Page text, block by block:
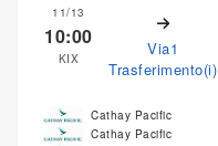
11/13
10:00
KIX
Via1
Trasferimento(i)
Cathay Pacific
Cathay Pacific